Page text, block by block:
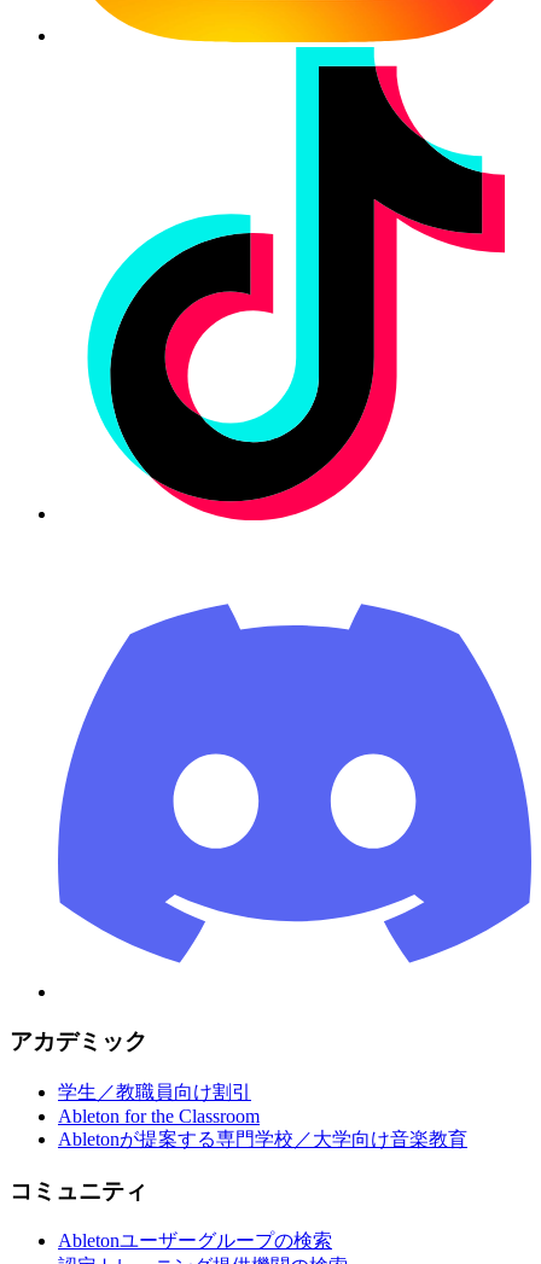
アカデミック
学生／教職員向け割引
Ableton for the Classroom
Abletonが提案する専門学校／大学向け音楽教育
コミュニティ
Abletonユーザーグループの検索